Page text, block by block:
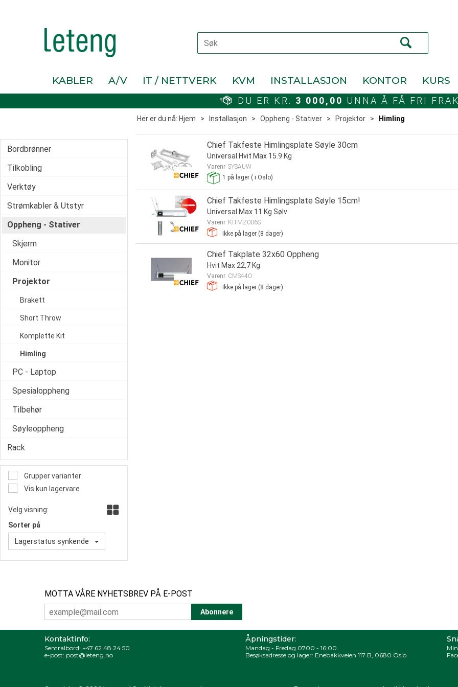
KABLER A/V IT / NETTVERK KVM INSTALLASJON KONTOR KURS
DU ER KR. 3 000,00 UNNA Å FÅ FRI
Her er du nå: Hjem > Installasjon > Oppheng - Stativer > Projektor > Himling
Grupper varianter
Vis kun lagervare
Velg visning:
Sorter på
Lagerstatus synkende
Bordbrønner
Tilkobling
Verktøy
Strømkabler & Utstyr
Oppheng - Stativer
Skjerm
Monitor
Projektor
Brakett
Short Throw
Komplette Kit
Himling
PC - Laptop
Spesialoppheng
Tilbehør
Søyleoppheng
Rack
Chief Takfeste Himlingsplate Søyle 30cm
Universal Hvit Max 15.9 Kg
Varenr SYSAUW
1 på lager ( i Oslo)
Chief Takfeste Himlingsplate Søyle 15cm!
Universal Max 11 Kg Sølv
Varenr KITMZ006S
Ikke på lager (8 dager)
Chief Takplate 32x60 Oppheng
Hvit Max 22,7 Kg
Varenr CMS440
Ikke på lager (8 dager)
MOTTA VÅRE NYHETSBREV PÅ E-POST
Kontaktinfo:
Sentralbord: +47 62 48 24 50
e-post: post@leteng.no
Åpningstider:
Mandag - Fredag 0700 - 16:00
Besøksadresse og lager: Enebakkveien 117 B, 0680 Oslo